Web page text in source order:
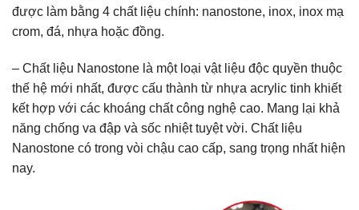
được làm bằng 4 chất liệu chính: nanostone, inox, inox mạ
crom, đá, nhựa hoặc đồng.
– Chất liệu Nanostone là một loại vật liệu độc quyền thuộc
thế hệ mới nhất, được cấu thành từ nhựa acrylic tinh khiết
kết hợp với các khoáng chất công nghệ cao. Mang lại khả
năng chống va đập và sốc nhiệt tuyệt vời. Chất liệu
Nanostone có trong vòi chậu cao cấp, sang trọng nhất hiện
nay.